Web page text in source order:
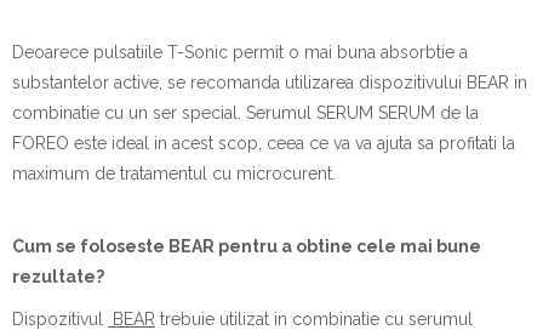
Deoarece pulsatiile T-Sonic permit o mai buna absorbtie a
substantelor active, se recomanda utilizarea dispozitivului BEAR in
combinatie cu un ser special. Serumul SERUM SERUM de la
FOREO este ideal in acest scop, ceea ce va va ajuta sa profitati la
maximum de tratamentul cu microcurent.
Cum se foloseste BEAR pentru a obtine cele mai bune
rezultate?
Dispozitivul BEAR trebuie utilizat in combinatie cu serumul